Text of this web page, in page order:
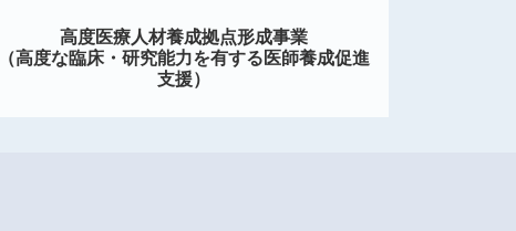
高度医療人材養成拠点形成事業
（高度な臨床・研究能力を有する医師養成促進
支援）